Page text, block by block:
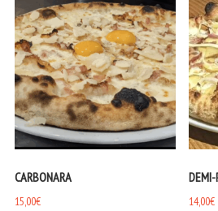
CARBONARA
15,00€ 14,00€